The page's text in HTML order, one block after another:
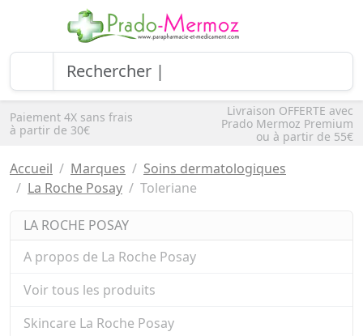
Paiement 4X sans frais
à partir de 30€
Livraison OFFERTE avec
Prado Mermoz Premium
ou à partir de 55€
Accueil Marques
Soins dermatologiques
La Roche Posay
Toleriane
LA ROCHE POSAY
A propos de La Roche Posay
Voir tous les produits
Skincare La Roche Posay